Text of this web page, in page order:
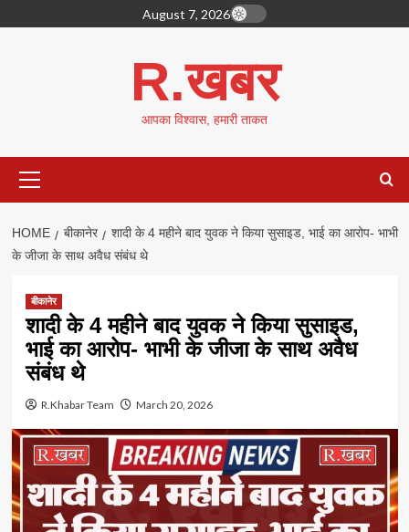
to
August 7, 2026
R.खबर
आपका विश्वास, हमारी ताकत
Menu
HOME बीकानेर
शादी के 4 महीने बाद युवक ने किया सुसाइड, भाई का आरोप- भाभी
के जीजा के साथ अवैध संबंध थे
बीकानेर
शादी के 4 महीने बाद युवक ने किया सुसाइड,
भाई का आरोप- भाभी के जीजा के साथ अवैध
संबंध थे
R.Khabar Team March 20, 2026